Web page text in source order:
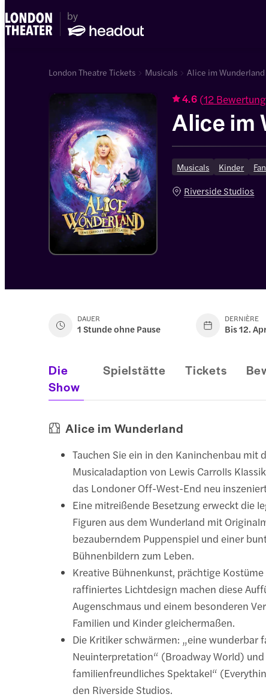
London Theatre Tickets Musicals Alice im
4.6 (12
Alice im
Musicals Kinder
Riverside Studios
DAUER
1 Stunde ohne Pause
DERNIÈRE
Bis 12.
Die
Show
Spielstätte Tickets
Alice im Wunderland
Tauchen Sie ein in den Kaninchenbau mit
Musicaladaption von Lewis Carrolls
das Londoner Off-West-End neu
Eine mitreißende Besetzung erweckt die
Figuren aus dem Wunderland mit
bezauberndem Puppenspiel und einer
Bühnenbildern zum Leben.
Kreative Bühnenkunst, prächtige Kostüme
raffiniertes Lichtdesign machen diese
Augenschmaus und einem besonderen
Familien und Kinder gleichermaßen.
Die Kritiker schwärmen: „eine wunderbar
Neuinterpretation“ (Broadway World) und
familienfreundliches Spektakel“
den Riverside Studios.